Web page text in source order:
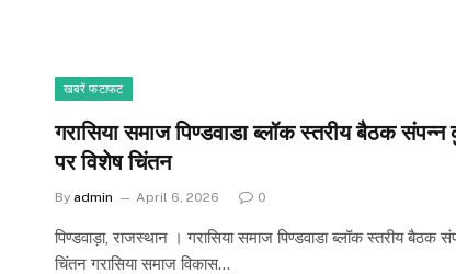
खबरें फटाफट
गरासिया समाज पिण्डवाडा ब्लॉक स्तरीय बैठक संपन्न
पर विशेष चिंतन
By admin April 6, 2026 0
पिण्डवाड़ा, राजस्थान । गरासिया समाज पिण्डवाडा ब्लॉक स्तरीय बैठक
चिंतन गरासिया समाज विकास…